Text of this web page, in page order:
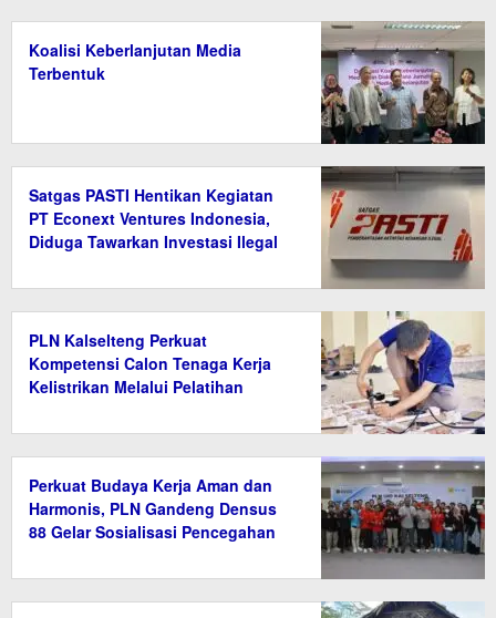
Koalisi Keberlanjutan Media
Terbentuk
Satgas PASTI Hentikan Kegiatan
PT Econext Ventures Indonesia,
Diduga Tawarkan Investasi Ilegal
PLN Kalselteng Perkuat
Kompetensi Calon Tenaga Kerja
Kelistrikan Melalui Pelatihan
Perkuat Budaya Kerja Aman dan
Harmonis, PLN Gandeng Densus
88 Gelar Sosialisasi Pencegahan